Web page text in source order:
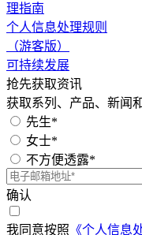
理指南
个人信息处理规则
（游客版）
可持续发展
抢先获取资讯
获取系列、产品、新闻
先生*
女士*
不方便透露*
确认
我同意按照 《个人信息